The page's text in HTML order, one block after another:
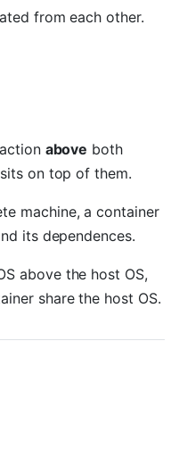
from each other.
above both
on top of them.
machine, a container
its dependences.
above the host OS,
share the host OS.